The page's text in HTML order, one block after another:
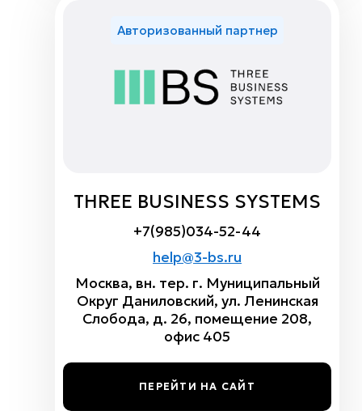
Авторизованный партнер
THREE BUSINESS SYSTEMS
+7(985)034-52-44
help@3-bs.ru
Москва, вн. тер. г. Муниципальный
Округ Даниловский, ул. Ленинская
Слобода, д. 26, помещение 208,
офис 405
ПЕРЕЙТИ НА САЙТ